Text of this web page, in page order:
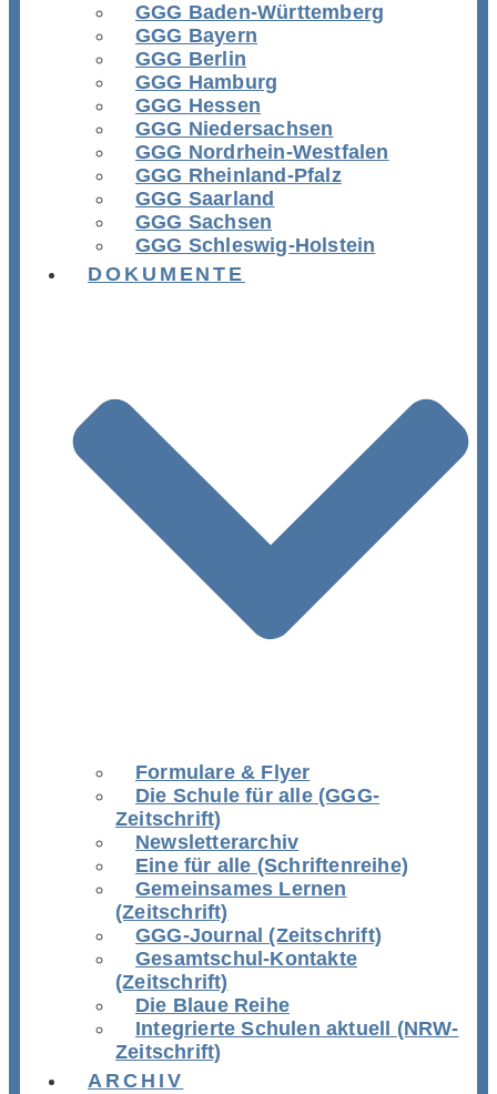
GGG Baden-Württemberg
GGG Bayern
GGG Berlin
GGG Hamburg
GGG Hessen
GGG Niedersachsen
GGG Nordrhein-Westfalen
GGG Rheinland-Pfalz
GGG Saarland
GGG Sachsen
GGG Schleswig-Holstein
DOKUMENTE
Formulare & Flyer
Die Schule für alle (GGG-
Zeitschrift)
Newsletterarchiv
Eine für alle (Schriftenreihe)
Gemeinsames Lernen
(Zeitschrift)
GGG-Journal (Zeitschrift)
Gesamtschul-Kontakte
(Zeitschrift)
Die Blaue Reihe
Integrierte Schulen aktuell (NRW-
Zeitschrift)
ARCHIV